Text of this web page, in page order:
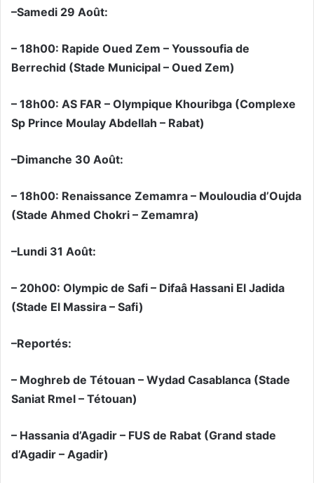
–Samedi 29 Août:
– 18h00: Rapide Oued Zem – Youssoufia de
Berrechid (Stade Municipal – Oued Zem)
– 18h00: AS FAR – Olympique Khouribga (Complexe
Sp Prince Moulay Abdellah – Rabat)
–Dimanche 30 Août:
– 18h00: Renaissance Zemamra – Mouloudia d’Oujda
(Stade Ahmed Chokri – Zemamra)
–Lundi 31 Août:
– 20h00: Olympic de Safi – Difaâ Hassani El Jadida
(Stade El Massira – Safi)
–Reportés:
– Moghreb de Tétouan – Wydad Casablanca (Stade
Saniat Rmel – Tétouan)
– Hassania d’Agadir – FUS de Rabat (Grand stade
d’Agadir – Agadir)